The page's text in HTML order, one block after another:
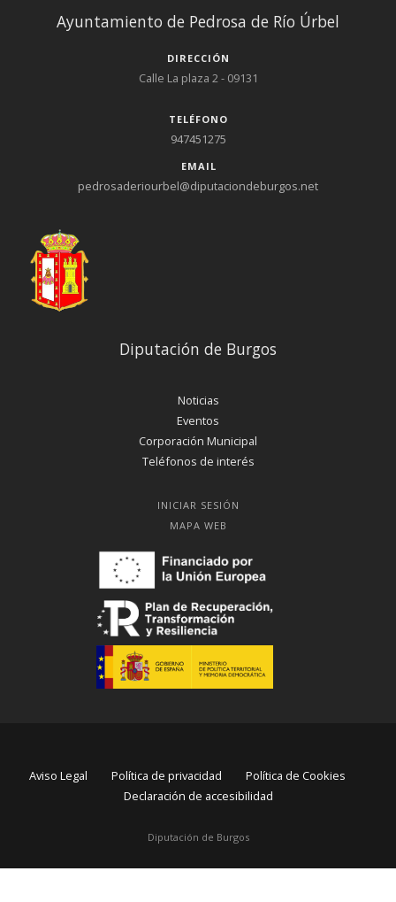
Ayuntamiento de Pedrosa de Río Úrbel
DIRECCIÓN
Calle La plaza 2 - 09131
TELÉFONO
947451275
EMAIL
pedrosaderiourbel@diputaciondeburgos.net
Diputación de Burgos
Noticias
Eventos
Corporación Municipal
Teléfonos de interés
INICIAR SESIÓN
MAPA WEB
Diputación de Burgos
Aviso Legal Política de privacidad
Política de Cookies
Declaración de accesibilidad